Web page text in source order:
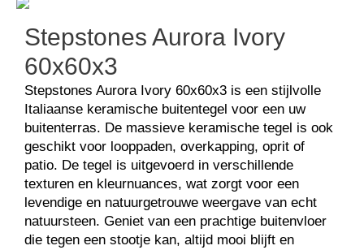
Keramisch natuursteen
Stepstones Aurora Ivory
Stepstones Aurora Ivory
60x60x3
Stepstones Aurora Ivory 60x60x3 is een stijlvolle
Italiaanse keramische buitentegel voor een uw
buitenterras. De massieve keramische tegel is ook
geschikt voor looppaden, overkapping, oprit of
patio. De tegel is uitgevoerd in verschillende
texturen en kleurnuances, wat zorgt voor een
levendige en natuurgetrouwe weergave van echt
natuursteen. Geniet van een prachtige buitenvloer
die tegen een stootje kan, altijd mooi blijft en